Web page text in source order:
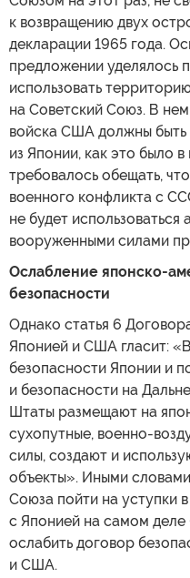
к возвращению двух
декларации 1965 года.
предложении уделялось
использовать
на Советский Союз. В
войска США должны быть
из Японии, как это было
требовалось обещать,
военного конфликта с
не будет
вооруженными силами
Ослабление японско-
безопасности
Однако статья 6
Японией и США гласит:
безопасности Японии и
и безопасности на
Штаты размещают на
сухопутные, военно-
силы, создают и
объекты». Иными
Союза пойти на уступки
с Японией на самом
ослабить договор
и США.